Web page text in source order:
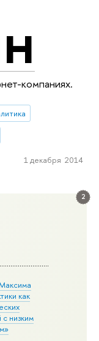
2
как
низким
компаниях.
1 декабря 2014